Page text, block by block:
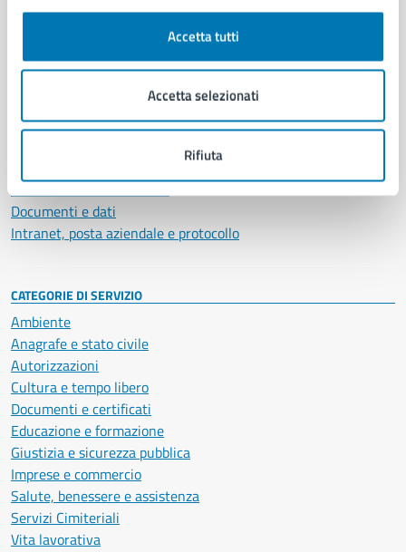
Accetta tutti
Accetta selezionati
Rifiuta
Aree amministrative
Uffici
Personale amministrativo
Documenti e dati
Intranet, posta aziendale e protocollo
CATEGORIE DI SERVIZIO
Ambiente
Anagrafe e stato civile
Autorizzazioni
Cultura e tempo libero
Documenti e certificati
Educazione e formazione
Giustizia e sicurezza pubblica
Imprese e commercio
Salute, benessere e assistenza
Servizi Cimiteriali
Vita lavorativa